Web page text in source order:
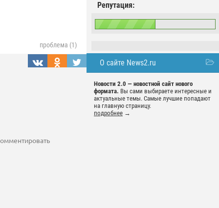
Репутация:
О сайте News2.ru
Новости 2.0 — новостной сайт нового
формата. Вы сами выбираете интересные и
актуальные темы. Самые лучшие попадают
на главную страницу.
подробнее →
проблема (1)